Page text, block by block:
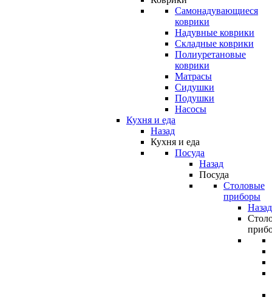
Самонадувающиеся
коврики
Надувные коврики
Складные коврики
Полиуретановые
коврики
Матрасы
Сидушки
Подушки
Насосы
Кухня и еда
Назад
Кухня и еда
Посуда
Назад
Посуда
Столовые
приборы
Назад